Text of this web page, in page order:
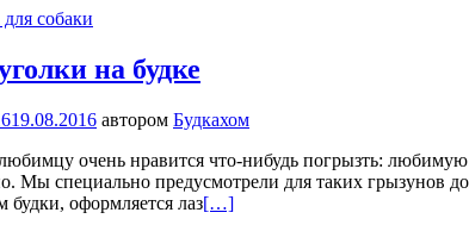
на будке
19.08.2016 автором Будкахом
очень нравится что-нибудь погрызть:
Мы специально предусмотрели для таких
будки, оформляется лаз[…]